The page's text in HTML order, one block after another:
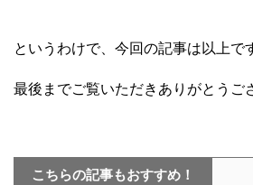
というわけで、今回の記事は以上で
最後までご覧いただきありがとうご
こちらの記事もおすすめ！